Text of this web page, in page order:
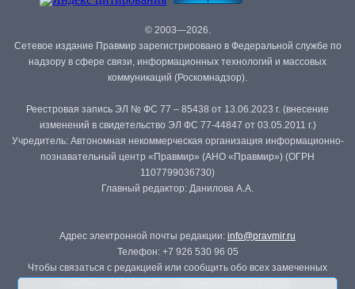
© 2003—2026.
Сетевое издание Правмир зарегистрировано в Федеральной службе по
надзору в сфере связи, информационных технологий и массовых
коммуникаций (Роскомнадзор).
Реестровая запись ЭЛ № ФС 77 – 85438 от 13.06.2023 г. (внесение
изменений в свидетельство ЭЛ ФС 77-44847 от 03.05.2011 г.)
Учредитель: Автономная некоммерческая организация информационно-
познавательный центр «Правмир» (АНО «Правмир») (ОГРН
1107799036730)
Главный редактор: Данилова А.А.
Адрес электронной почты редакции: info@pravmir.ru
Телефон: +7 926 530 96 05
Чтобы связаться с редакцией или сообщить обо всех замеченных